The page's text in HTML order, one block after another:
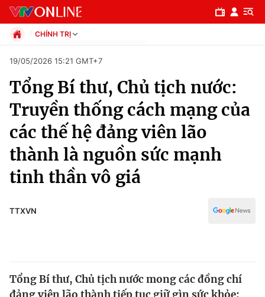
Chuyên mục
Chính trị
Xã hội
Pháp luật
Tin tức
Kinh tế
CHÍNH TRỊ
Xã hội
Pháp luật
Kinh tế
Thể thao
Truyền hình
Văn hóa - Giải trí
Y tế
Đời sống
19/05/2026 15:21 GMT+7
Tổng Bí thư, Chủ tịch nước:
Truyền thống cách mạng của
các thế hệ đảng viên lão
thành là nguồn sức mạnh
tinh thần vô giá
TTXVN
Tổng Bí thư, Chủ tịch nước mong các đồng chí